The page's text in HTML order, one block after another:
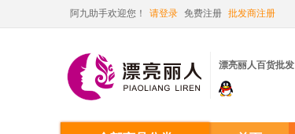
阿九助手欢迎您！ 请登录 免费注册 批发商注册
漂亮丽人百货批发